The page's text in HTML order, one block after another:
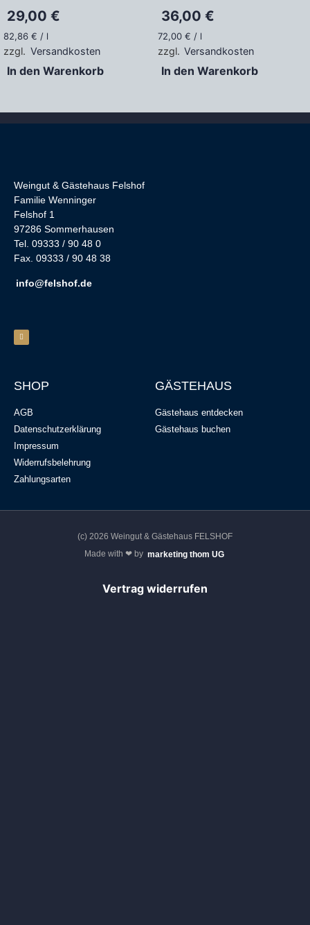
29,00 €
82,86 € / l
zzgl. Versandkosten
In den Warenkorb
36,00 €
72,00 € / l
zzgl. Versandkosten
In den Warenkorb
Weingut & Gästehaus Felshof
Familie Wenninger
Felshof 1
97286 Sommerhausen
Tel. 09333 / 90 48 0
Fax. 09333 / 90 48 38
info@felshof.de
SHOP
AGB
Datenschutzerklärung
Impressum
Widerrufsbelehrung
Zahlungsarten
GÄSTEHAUS
Gästehaus entdecken
Gästehaus buchen
(c) 2026 Weingut & Gästehaus FELSHOF
Made with ❤ by marketing thom UG
Vertrag widerrufen